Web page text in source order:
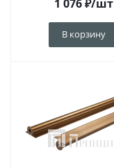
1 076₽/шт
В корзину